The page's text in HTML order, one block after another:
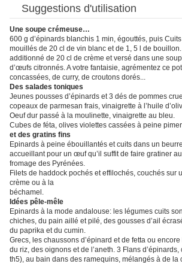
Suggestions d'utilisation
Une soupe crémeuse…
600 g d’épinards blanchis 1 min, égouttés, puis
mouillés de 20 cl de vin blanc et de 1, 5 l de
additionné de 20 cl de crème et versé dans une
d’œufs citronnés. A votre fantaisie, agrémentez ce
concassées, de curry, de croutons dorés...
Des salades toniques
Jeunes pousses d’épinards et 3 dés de pommes
copeaux de parmesan frais, vinaigrette à l’huile
Oeuf dur passé à la moulinette, vinaigrette au bleu.
Cubes de féta, olives violettes cassées à peine
et des gratins fins
Epinards à peine ébouillantés et cuits dans un
accueillant pour un œuf qu’il suffit de faire gratiner
fromage des Pyrénées.
Filets de haddock pochés et effilochés, couchés sur
crème ou à la
béchamel.
Idées pêle-mêle
Epinards à la mode andalouse: les légumes cuits
chiches, du pain aillé et pilé, des gousses d’ail
du paprika et du cumin.
Grecs, les chaussons d’épinard et de fetta ou
du riz, des oignons et de l’aneth. 3 Flans
th5), au bain dans des ramequins, mélangés à de la